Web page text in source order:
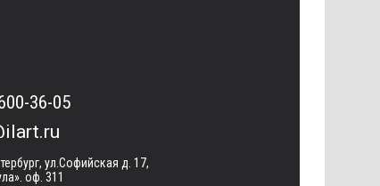
36-05
ул.Софийская д. 17,
оф. 311